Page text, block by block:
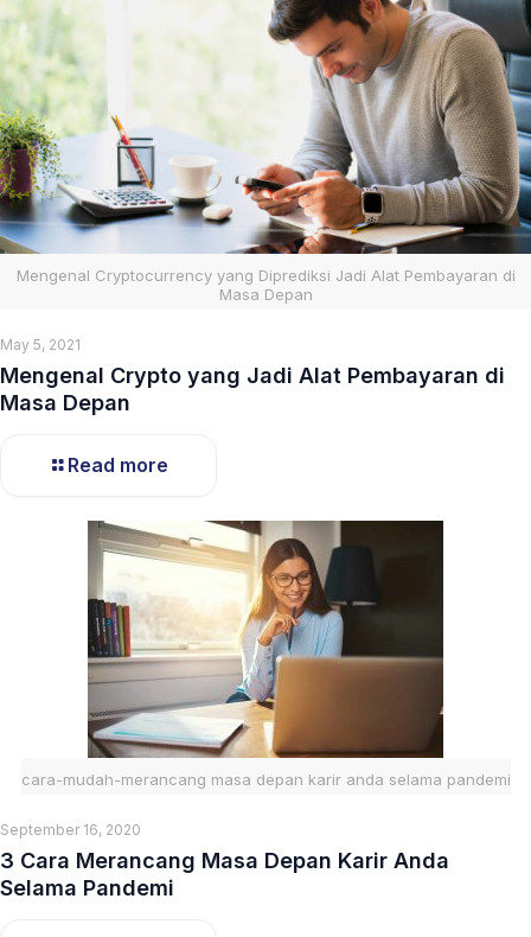
Mengenal Cryptocurrency yang Diprediksi Jadi Alat Pembayaran di
Masa Depan
May 5, 2021
Mengenal Crypto yang Jadi Alat Pembayaran di
Masa Depan
Read more
cara-mudah-merancang masa depan karir anda selama pandemi
September 16, 2020
3 Cara Merancang Masa Depan Karir Anda
Selama Pandemi